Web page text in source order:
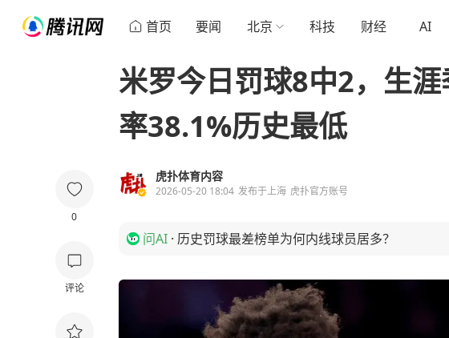
首页 要闻 北京 科技 财经 AI
0
评论
米罗今日罚球8中2，生
率38.1%历史最低
虎扑体育内容
2026-05-20 18:04 发布于上海 虎扑官方账号
问AI · 历史罚球最差榜单为何内线球员居多？